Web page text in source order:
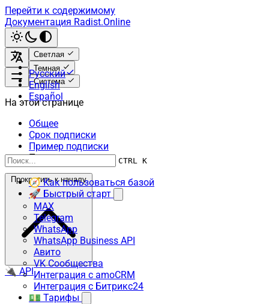
Перейти к содержимому
Документация Radist.Online
Светлая
Темная
Система
Русский
English
Español
CTRL K
🧭 Как пользоваться базой
🚀 Быстрый старт
MAX
Telegram
WhatsApp
WhatsApp Business API
Авито
VK Сообщества
Интеграция с amoCRM
Интеграция с Битрикс24
💵 Тарифы
На этой странице
Общее
Срок подписки
Пример подписки
Примеры
Прокрутить к началу
🔌 API